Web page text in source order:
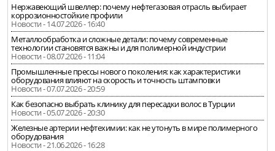
Нержавеющий швеллер: почему нефтегазовая отрасль выбирает
коррозионностойкие профили
Новости - 14.07.2026 - 16:40
Металлообработка и сложные детали: почему современные
технологии становятся важны и для полимерной индустрии
Новости - 08.07.2026 - 11:04
Промышленные прессы нового поколения: как характеристики
оборудования влияют на скорость и точность штамповки
Новости - 07.07.2026 - 20:59
Как безопасно выбрать клинику для пересадки волос в Турции
Новости - 05.07.2026 - 20:30
Железные артерии нефтехимии: как не утонуть в мире полимерного
оборудования
Новости - 21.06.2026 - 16:28